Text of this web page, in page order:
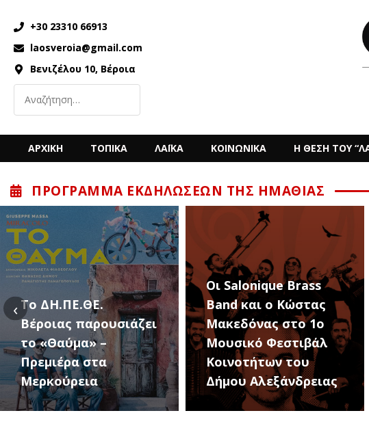
+30 23310 66913
laosveroia@gmail.com
Βενιζέλου 10, Βέροια
ΑΡΧΙΚΗ ΤΟΠΙΚΑ ΛΑΪΚΑ ΚΟΙΝΩΝΙΚΑ Η ΘΕΣΗ ΤΟΥ
ΠΡΌΓΡΑΜΜΑ ΕΚΔΗΛΏΣΕΩΝ ΤΗΣ ΗΜΑΘΊΑΣ
Οι Salonique Brass
Band και ο Κώστας
Μακεδόνας στο 1ο
Μουσικό Φεστιβάλ
Κοινοτήτων του
Δήμου Αλεξάνδρειας
“Back to the ’80s &
’90s” με τον Κώστα
Μπίγαλη την Πέμπτη
27 Αυγούστου, στο
1ο Φεστιβάλ
Κοινοτήτων του
Δήμου
‹